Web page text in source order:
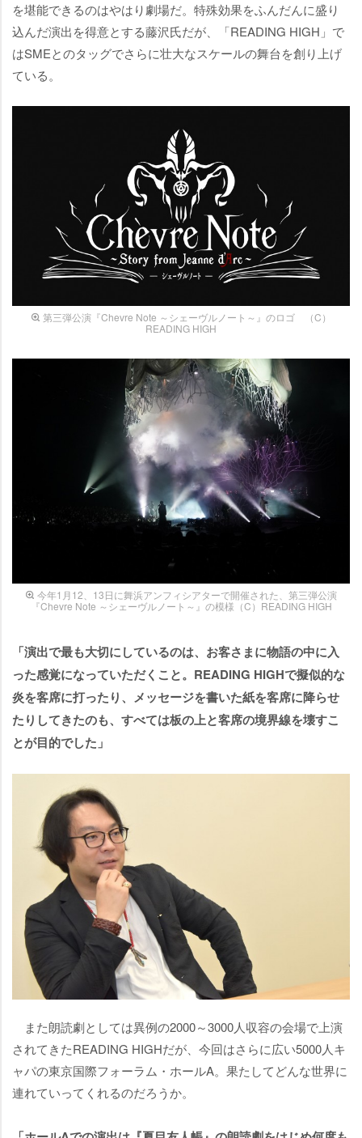
を堪能できるのはやはり劇場だ。特殊効果をふんだんに盛り
込んだ演出を得意とする藤沢氏だが、「READING HIGH」で
はSMEとのタッグでさらに壮大なスケールの舞台を創り上げ
ている。
第三弾公演『Chevre Note ～シェーヴルノート～』のロゴ （C）
READING HIGH
今年1月12、13日に舞浜アンフィシアターで開催された、第三弾公演
『Chevre Note ～シェーヴルノート～』の模様（C）READING HIGH
「演出で最も大切にしているのは、お客さまに物語の中に入
った感覚になっていただくこと。READING HIGHで擬似的な
炎を客席に打ったり、メッセージを書いた紙を客席に降らせ
たりしてきたのも、すべては板の上と客席の境界線を壊すこ
とが目的でした」
また朗読劇としては異例の2000～3000人収容の会場で上演
されてきたREADING HIGHだが、今回はさらに広い5000人キ
ャパの東京国際フォーラム・ホールA。果たしてどんな世界に
連れていってくれるのだろうか。